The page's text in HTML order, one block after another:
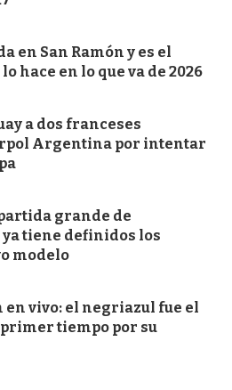
en San Ramón y es el
hace en lo que va de 2026
a dos franceses
Argentina por intentar
grande de
tiene definidos los
modelo
vivo: el negriazul fue el
tiempo por su